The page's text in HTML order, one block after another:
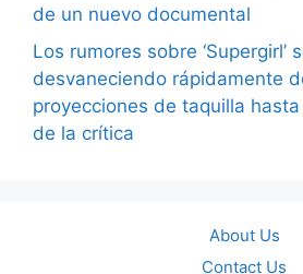
de un nuevo documental
Los rumores sobre ‘Supergirl’
desvaneciendo rápidamente
proyecciones de taquilla
de la crítica
About Us
Contact Us